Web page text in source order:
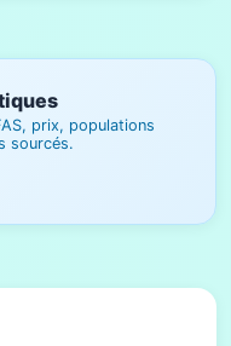
prix, populations
sourcés.